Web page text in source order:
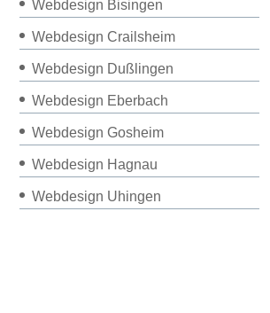
Webdesign Bisingen
Webdesign Crailsheim
Webdesign Dußlingen
Webdesign Eberbach
Webdesign Gosheim
Webdesign Hagnau
Webdesign Uhingen